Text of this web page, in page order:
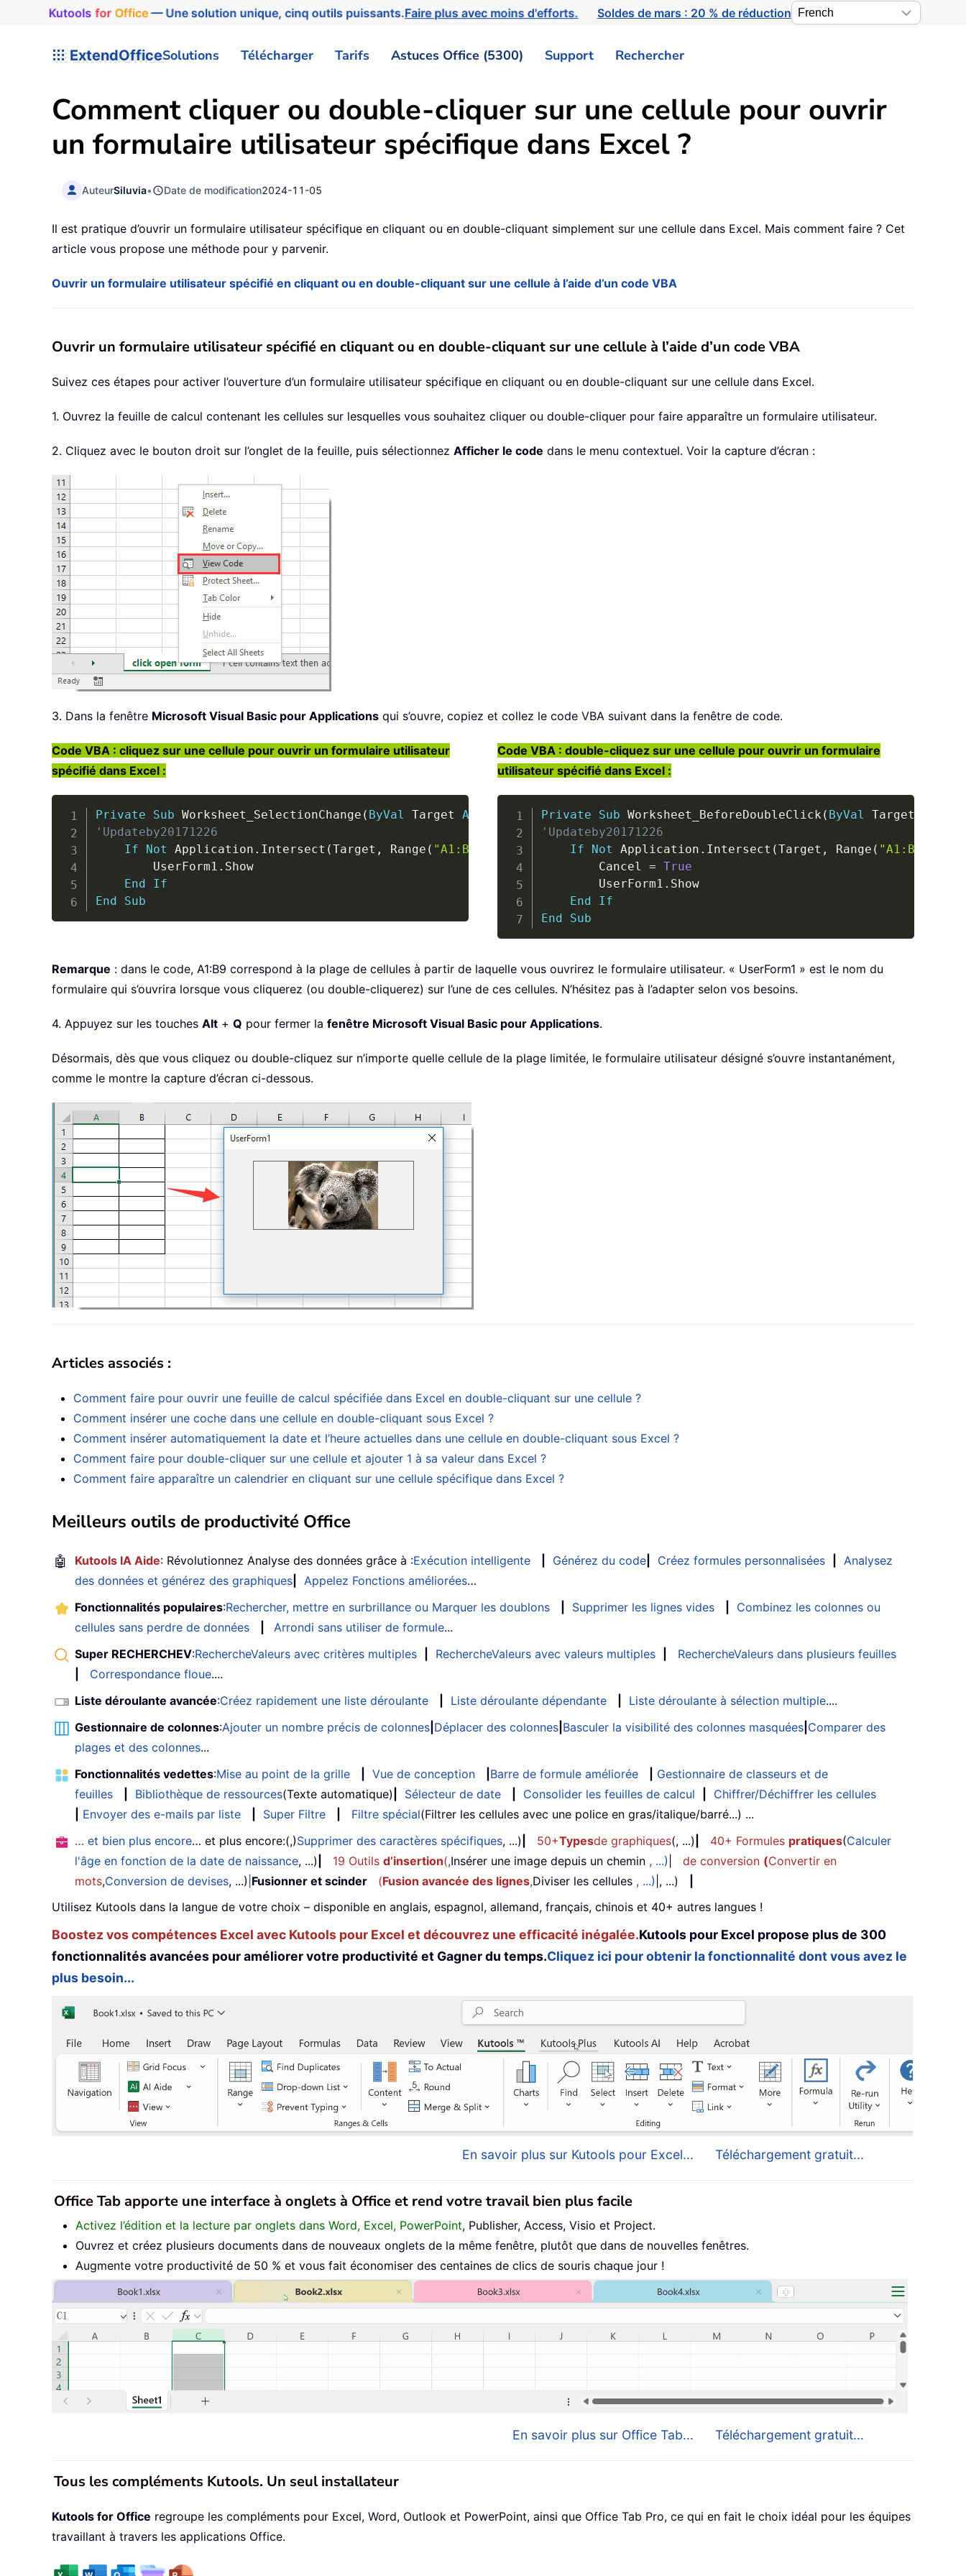
Kutools for Office— Une solution unique, cinq outils puissants.Faire plus avec moins d'efforts. Soldes de mars : 20 % de réduction
ExtendOfficeSolutions Télécharger Tarifs Astuces Office (5300) Support Rechercher
Comment cliquer ou double-cliquer sur une cellule pour ouvrir
un formulaire utilisateur spécifique dans Excel ?
AuteurSiluvia• Date de modification2024-11-05
Il est pratique d’ouvrir un formulaire utilisateur spécifique en cliquant ou en double-cliquant simplement sur une cellule dans Excel. Mais comment faire ? Cet
article vous propose une méthode pour y parvenir.
Ouvrir un formulaire utilisateur spécifié en cliquant ou en double-cliquant sur une cellule à l’aide d’un code VBA
Ouvrir un formulaire utilisateur spécifié en cliquant ou en double-cliquant sur une cellule à l’aide d’un code VBA
Suivez ces étapes pour activer l’ouverture d’un formulaire utilisateur spécifique en cliquant ou en double-cliquant sur une cellule dans Excel.
1. Ouvrez la feuille de calcul contenant les cellules sur lesquelles vous souhaitez cliquer ou double-cliquer pour faire apparaître un formulaire utilisateur.
2. Cliquez avec le bouton droit sur l’onglet de la feuille, puis sélectionnez Afficher le code dans le menu contextuel. Voir la capture d’écran :
3. Dans la fenêtre Microsoft Visual Basic pour Applications qui s’ouvre, copiez et collez le code VBA suivant dans la fenêtre de code.
Code VBA : cliquez sur une cellule pour ouvrir un formulaire utilisateur
spécifié dans Excel :
Private Sub Worksheet_SelectionChange ( ByVal Target As Range)
'Updateby20171226
If
Not Application . Intersect (Target , Range ( "A1:B9" Is Nothing
Then
        UserForm1
. Show
End
If
End
Sub
Copy
Code VBA : double-cliquez sur une cellule pour ouvrir un formulaire
utilisateur spécifié dans Excel :
Private Sub Worksheet_BeforeDoubleClick ( ByVal Target
'Updateby20171226
If
Not Application . Intersect (Target , Range ( "A1:B9"
        Cancel
= True
        UserForm1
. Show
End
If
End
Sub
Copy
Remarque : dans le code, A1:B9 correspond à la plage de cellules à partir de laquelle vous ouvrirez le formulaire utilisateur. « UserForm1 » est le nom du
formulaire qui s’ouvrira lorsque vous cliquerez (ou double-cliquerez) sur l’une de ces cellules. N’hésitez pas à l’adapter selon vos besoins.
4. Appuyez sur les touches Alt + Q pour fermer la fenêtre Microsoft Visual Basic pour Applications.
Désormais, dès que vous cliquez ou double-cliquez sur n’importe quelle cellule de la plage limitée, le formulaire utilisateur désigné s’ouvre instantanément,
comme le montre la capture d’écran ci-dessous.
Articles associés :
Comment faire pour ouvrir une feuille de calcul spécifiée dans Excel en double-cliquant sur une cellule ?
Comment insérer une coche dans une cellule en double-cliquant sous Excel ?
Comment insérer automatiquement la date et l’heure actuelles dans une cellule en double-cliquant sous Excel ?
Comment faire pour double-cliquer sur une cellule et ajouter 1 à sa valeur dans Excel ?
Comment faire apparaître un calendrier en cliquant sur une cellule spécifique dans Excel ?
Meilleurs outils de productivité Office
🤖 Kutools IA Aide: Révolutionnez Analyse des données grâce à :Exécution intelligente Générez du code Créez formules personnalisées
Analysez
des données et générez des graphiques
Appelez Fonctions améliorées…
Fonctionnalités populaires:Rechercher, mettre en surbrillance ou Marquer les doublons Supprimer les lignes vides
Combinez les colonnes ou
cellules sans perdre de données
Arrondi sans utiliser de formule...
Super RECHERCHEV:RechercheValeurs avec critères multiples RechercheValeurs avec valeurs multiples
RechercheValeurs dans plusieurs feuilles
Correspondance floue....
Liste déroulante avancée:Créez rapidement une liste déroulante Liste déroulante dépendante Liste déroulante à sélection multiple....
Gestionnaire de colonnes:Ajouter un nombre précis de colonnes Déplacer des colonnes Basculer la visibilité des colonnes masquées Comparer des
plages et des colonnes...
Fonctionnalités vedettes:Mise au point de la grille Vue de conception Barre de formule améliorée
Gestionnaire de classeurs et de
feuilles
Bibliothèque de ressources(Texte automatique) Sélecteur de date Consolider les feuilles de calcul
Chiffrer/Déchiffrer les cellules
Envoyer des e-mails par liste Super Filtre Filtre spécial(Filtrer les cellules avec une police en gras/italique/barré...) ...
… et bien plus encore… et plus encore:(,)Supprimer des caractères spécifiques, ...) 50+Typesde graphiques(, ...) 40+ Formules pratiques(Calculer
l'âge en fonction de la date de naissance, ...) 19 Outils d’insertion(,Insérer une image depuis un chemin , ...) de conversion (Convertir en
mots,Conversion de devises, ...) Fusionner et scinder (Fusion avancée des lignes,Diviser les cellules , ...) |, ...)
Utilisez Kutools dans la langue de votre choix – disponible en anglais, espagnol, allemand, français, chinois et 40+ autres langues !
Boostez vos compétences Excel avec Kutools pour Excel et découvrez une efficacité inégalée.Kutools pour Excel propose plus de 300
fonctionnalités avancées pour améliorer votre productivité et Gagner du temps.Cliquez ici pour obtenir la fonctionnalité dont vous avez le
plus besoin...
En savoir plus sur Kutools pour Excel... Téléchargement gratuit...
Office Tab apporte une interface à onglets à Office et rend votre travail bien plus facile
Activez l’édition et la lecture par onglets dans Word, Excel, PowerPoint, Publisher, Access, Visio et Project.
Ouvrez et créez plusieurs documents dans de nouveaux onglets de la même fenêtre, plutôt que dans de nouvelles fenêtres.
Augmente votre productivité de 50 % et vous fait économiser des centaines de clics de souris chaque jour !
En savoir plus sur Office Tab... Téléchargement gratuit...
Tous les compléments Kutools. Un seul installateur
Kutools for Office regroupe les compléments pour Excel, Word, Outlook et PowerPoint, ainsi que Office Tab Pro, ce qui en fait le choix idéal pour les équipes
travaillant à travers les applications Office.